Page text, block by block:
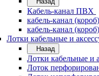
Кабель-канал ПВХ
кабель-канал
кабель-канал
Лотки кабельные и
Назад
Лотки кабельные и
Лоток